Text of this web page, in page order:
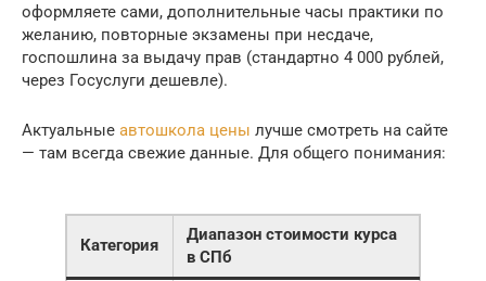
оформляете сами, дополнительные часы практики по
желанию, повторные экзамены при несдаче,
госпошлина за выдачу прав (стандартно 4 000 рублей,
через Госуслуги дешевле).
Актуальные автошкола цены лучше смотреть на сайте
— там всегда свежие данные. Для общего понимания:
Категория
Диапазон стоимости курса
в СПб